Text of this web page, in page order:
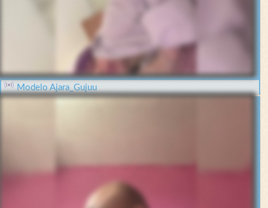
Modelo Ajara_Gujuu